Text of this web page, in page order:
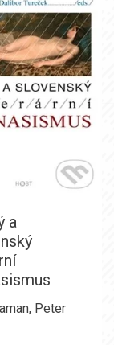
a
, Peter